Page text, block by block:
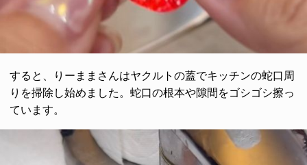
すると、りーままさんはヤクルトの蓋でキッチンの蛇口周
りを掃除し始めました。蛇口の根本や隙間をゴシゴシ擦っ
ています。